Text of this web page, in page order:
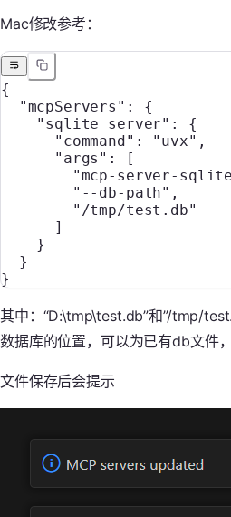
Mac修改参考：
{
  "mcpServers": {
    "sqlite_server": {
      "command": "uvx",
      "args": [
"mcp-server-
        "--db-path",
        "/tmp/test.db"
      ]
    }
  }
}
其中：“D:\tmp\test.db”和”/tmp/
数据库的位置，可以为已有db文件
文件保存后会提示